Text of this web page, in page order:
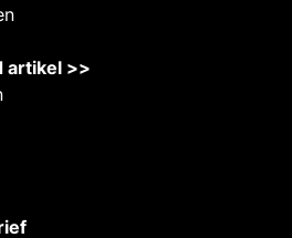
artikel >>